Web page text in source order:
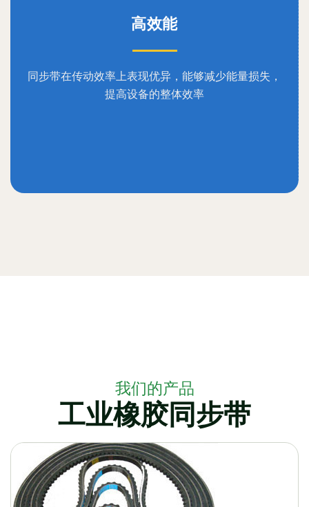
高效能
同步带在传动效率上表现优异，能够减少能量损失，
提高设备的整体效率
我们的产品
工业橡胶同步带